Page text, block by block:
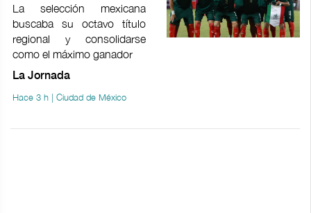
La selección mexicana
buscaba su octavo título
regional y consolidarse
como el máximo ganador
La Jornada
Hace 3 h | Ciudad de México